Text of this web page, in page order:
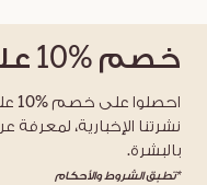
خصم %10
نشرتنا الإخبارية، لمعرفة
بالبشرة.
*تطبق الشروط والأحكام